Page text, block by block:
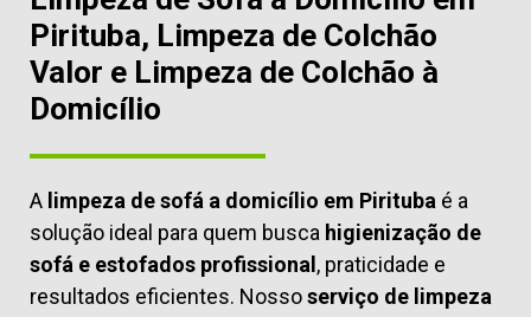
Pirituba, Limpeza de Colchão
Valor e Limpeza de Colchão à
Domicílio
A limpeza de sofá a domicílio em Pirituba é a
solução ideal para quem busca higienização de
sofá e estofados profissional, praticidade e
resultados eficientes. Nossoserviço de limpeza